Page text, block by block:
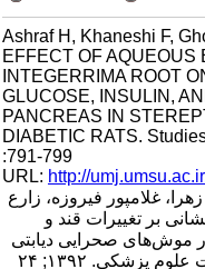
Ashraf H, Khaneshi F,
EFFECT OF
INTEGERRIMA ROOT
GLUCOSE, INSULIN,
PANCREAS IN
DIABETIC RATS.
:791-799
URL:http://
غلامپور فیروزه، زارع
بر تغییرات قند و
موش‌های صحرایی دیابتی
شده با استرپتوزوتوسین. مجله مطالعات علوم پزشکی. ۱۳۹۲; ۲۴